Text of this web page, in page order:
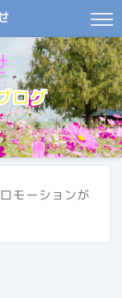
ログ
モーションが